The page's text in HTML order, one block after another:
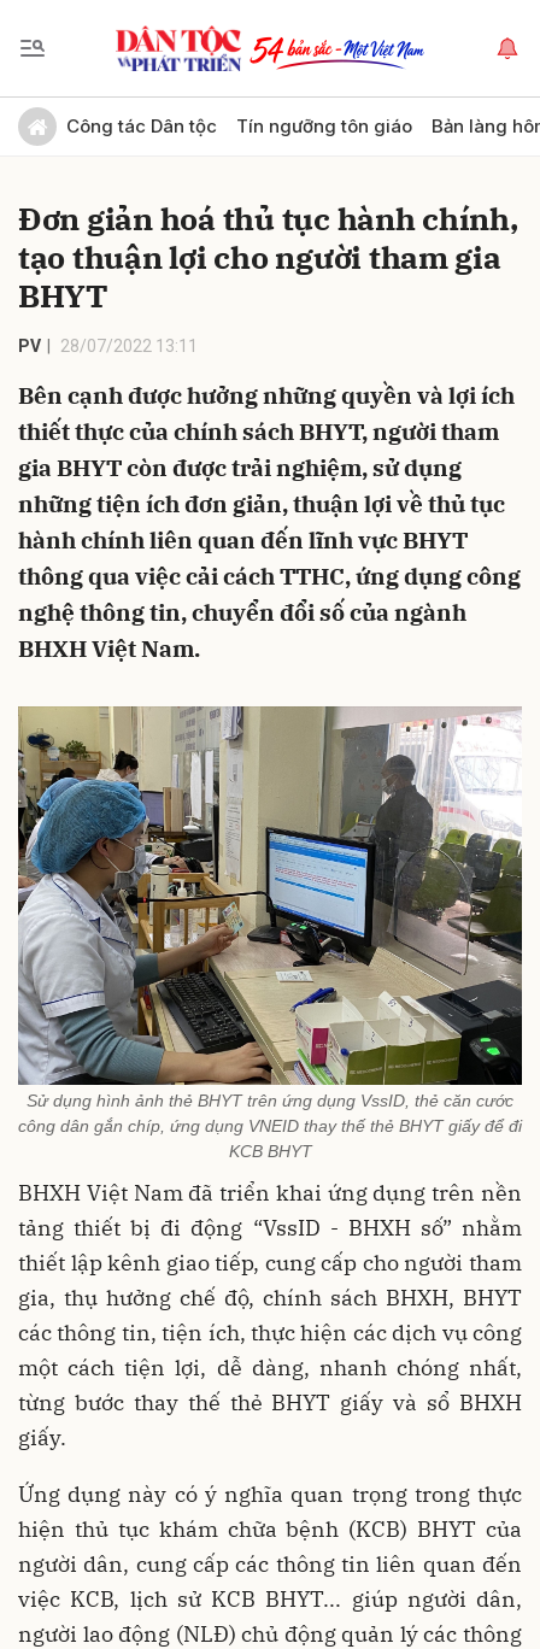
Công tác Dân tộc Tín ngưỡng tôn giáo Bản làng
Đơn giản hoá thủ tục hành chính,
tạo thuận lợi cho người tham gia
BHYT
PV 28/07/2022 13:11
Bên cạnh được hưởng những quyền và lợi ích
thiết thực của chính sách BHYT, người tham
gia BHYT còn được trải nghiệm, sử dụng
những tiện ích đơn giản, thuận lợi về thủ tục
hành chính liên quan đến lĩnh vực BHYT
thông qua việc cải cách TTHC, ứng dụng công
nghệ thông tin, chuyển đổi số của ngành
BHXH Việt Nam.
Sử dụng hình ảnh thẻ BHYT trên ứng dụng VssID, thẻ căn cước
công dân gắn chíp, ứng dụng VNEID thay thế thẻ BHYT giấy để đi
KCB BHYT
BHXH Việt Nam đã triển khai ứng dụng trên nền
tảng thiết bị đi động “VssID - BHXH số” nhằm
thiết lập kênh giao tiếp, cung cấp cho người tham
gia, thụ hưởng chế độ, chính sách BHXH, BHYT
các thông tin, tiện ích, thực hiện các dịch vụ công
một cách tiện lợi, dễ dàng, nhanh chóng nhất,
từng bước thay thế thẻ BHYT giấy và sổ BHXH
giấy.
Ứng dụng này có ý nghĩa quan trọng trong thực
hiện thủ tục khám chữa bệnh (KCB) BHYT của
người dân, cung cấp các thông tin liên quan đến
việc KCB, lịch sử KCB BHYT... giúp người dân,
người lao động (NLĐ) chủ động quản lý các thông
Gửi bình luận